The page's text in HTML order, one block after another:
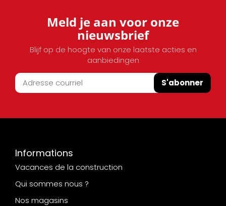
Meld je aan voor onze
nieuwsbrief
Blijf op de hoogte van onze laatste acties en
aanbiedingen
S'abonner
Informations
Vacances de la construction
Qui sommes nous ?
Nos magasins